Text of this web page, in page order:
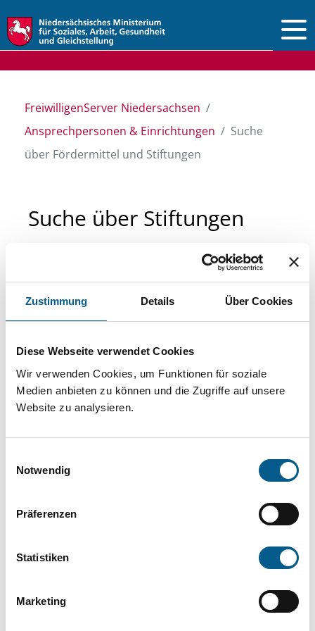
Zustimmung Details Über Cookies
Diese Webseite verwendet Cookies
Wir verwenden Cookies, um Funktionen für soziale
Medien anbieten zu können und die Zugriffe auf unsere
Website zu analysieren.
Notwendig
Präferenzen
Statistiken
Marketing
FreiwilligenServer Niedersachsen
Ansprechpersonen & Einrichtungen
Suche
über Fördermittel und Stiftungen
Suche über Stiftungen
Sie suchen finanzielle Unterstützung für ein
Projekt oder ein Vorhaben? Hier können Sie
direkt über unsere Fördermitteldatenbank und
Stiftungsdatenbank recherchieren. Bei der
Suche bitte die Groß- und Kleinschreibung
beachten.
können durch die Wahl von Bereichen oder